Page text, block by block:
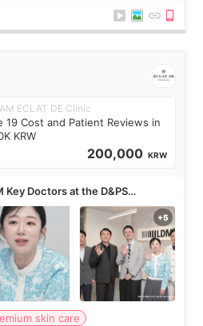
ECLAT DE Clinic
19 Cost and Patient Reviews in
KRW
200,000 KRW
Key Doctors at the D&PS
skin care